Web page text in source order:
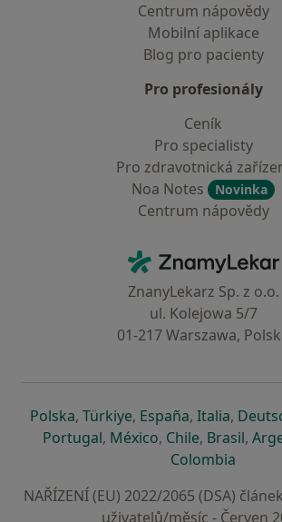
Centrum nápovědy
Mobilní aplikace
Blog pro pacienty
Pro profesionály
Ceník
Pro specialisty
Pro zdravotnická
Noa Notes
Novinka
Centrum nápovědy
ZnamyLekar -
ZnanyLekarz Sp. z o.o.
ul. Kolejowa 5/7
01-217 Warszawa,
Polskase otevře v nové záložce
, Türkiyese otevře v nové
, Españase otevře v
, Italiase
,
Portugalse otevře v nové záložce
, Méxicose otevře v nové
, Chilese otevře v
, Brasilse
,
Colombia
NAŘÍZENÍ (EU) 2022/2065 (DSA)
uživatelů/měsíc - Červen